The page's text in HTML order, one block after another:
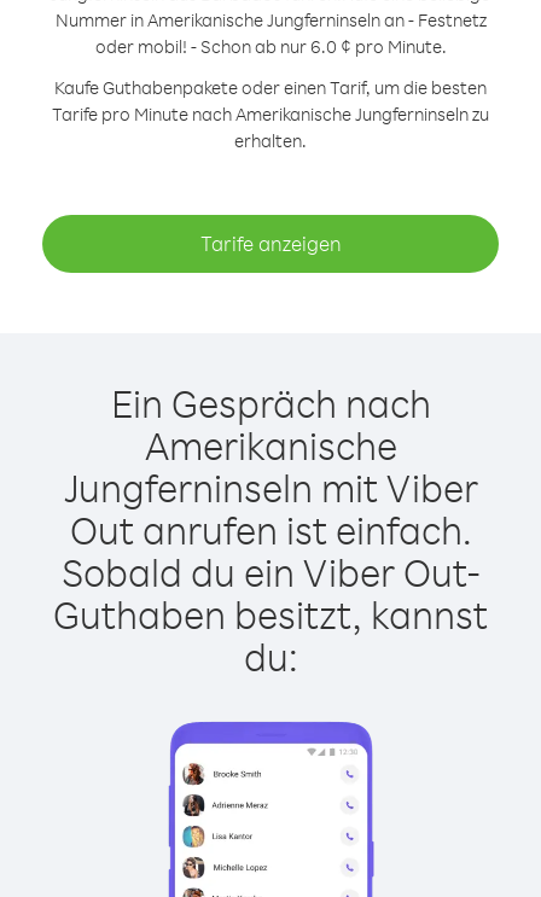
Nummer in Amerikanische Jungferninseln an - Festnetz
oder mobil! - Schon ab nur 6.0 ¢ pro Minute.
Kaufe Guthabenpakete oder einen Tarif, um die besten
Tarife pro Minute nach Amerikanische Jungferninseln zu
erhalten.
Tarife anzeigen
Ein Gespräch nach
Amerikanische
Jungferninseln mit Viber
Out anrufen ist einfach.
Sobald du ein Viber Out-
Guthaben besitzt, kannst
du: